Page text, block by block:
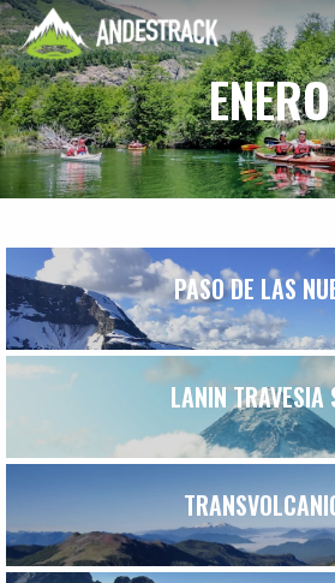
ENERO
PASO DE LAS
LANIN TRAVESIA